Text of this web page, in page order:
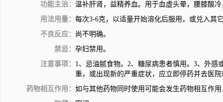
功能主治： 温补肝肾，益精养血。用于血虚头晕，腰膝酸
用法用量： 每次3-6克，以适量开始溶化后服用，或兑入其
不良反应： 尚不明确。
禁忌： 孕妇禁用。
注意事项： 1、忌油腻食物。2、糖尿病患者慎用。3、外
重，或出现新的严重症状，应立即停药并去医
药物相互作用： 如与其他药物同时使用可能会发生药物相互作